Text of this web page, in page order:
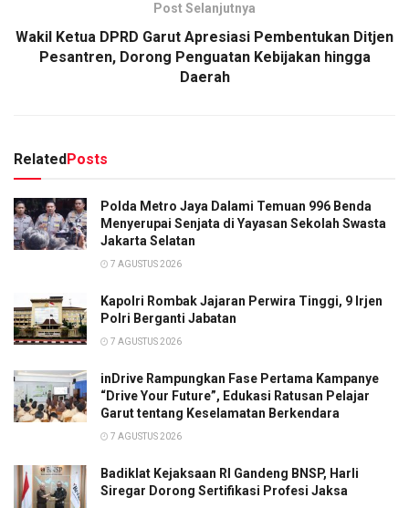
Post Selanjutnya
Wakil Ketua DPRD Garut Apresiasi Pembentukan Ditjen
Pesantren, Dorong Penguatan Kebijakan hingga
Daerah
Related Posts
Polda Metro Jaya Dalami Temuan 996 Benda
Menyerupai Senjata di Yayasan Sekolah Swasta
Jakarta Selatan
7 AGUSTUS 2026
Kapolri Rombak Jajaran Perwira Tinggi, 9 Irjen
Polri Berganti Jabatan
7 AGUSTUS 2026
inDrive Rampungkan Fase Pertama Kampanye
“Drive Your Future”, Edukasi Ratusan Pelajar
Garut tentang Keselamatan Berkendara
7 AGUSTUS 2026
Badiklat Kejaksaan RI Gandeng BNSP, Harli
Siregar Dorong Sertifikasi Profesi Jaksa